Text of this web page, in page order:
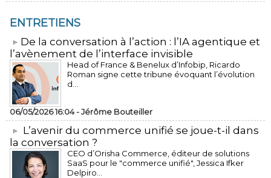
ENTRETIENS
​De la conversation à l’action : l’IA agentique et
l’avènement de l’interface invisible
Head of France & Benelux d’Infobip, Ricardo
Roman signe cette tribune évoquant l’évolution
d...
06/05/2026 16:04 -Jérôme Bouteiller
L’avenir du commerce unifié se joue-t-il dans
la conversation ?
CEO d’Orisha Commerce, éditeur de solutions
SaaS pour le "commerce unifié", Jessica Ifker
Delpiro...